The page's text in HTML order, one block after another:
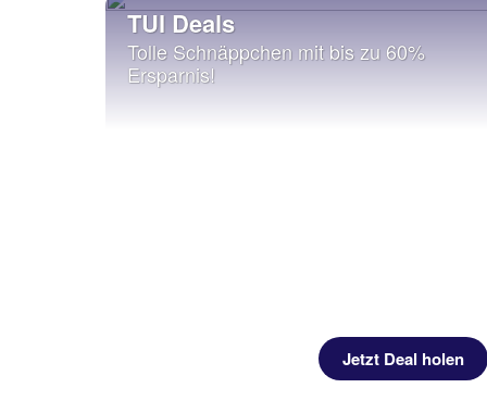
TUI Deals
Tolle Schnäppchen mit bis zu 60%
Ersparnis!
Jetzt Deal holen